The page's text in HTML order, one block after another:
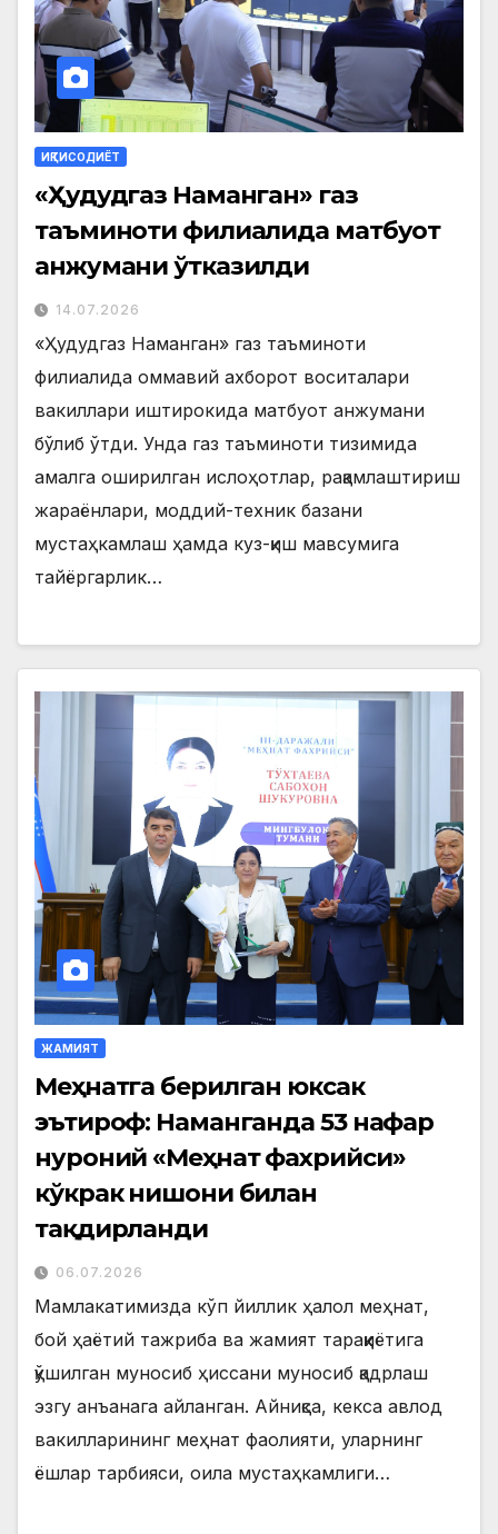
ИҚТИСОДИЁТ
«Ҳудудгаз Наманган» газ
таъминоти филиалида матбуот
анжумани ўтказилди
14.07.2026
«Ҳудудгаз Наманган» газ таъминоти
филиалида оммавий ахборот воситалари
вакиллари иштирокида матбуот анжумани
бўлиб ўтди. Унда газ таъминоти тизимида
амалга оширилган ислоҳотлар, рақамлаштириш
жараёнлари, моддий-техник базани
мустаҳкамлаш ҳамда куз-қиш мавсумига
тайёргарлик…
ЖАМИЯТ
Меҳнатга берилган юксак
эътироф: Наманганда 53 нафар
нуроний «Меҳнат фахрийси»
кўкрак нишони билан
тақдирланди
06.07.2026
Мамлакатимизда кўп йиллик ҳалол меҳнат,
бой ҳаётий тажриба ва жамият тараққиётига
қўшилган муносиб ҳиссани муносиб қадрлаш
эзгу анъанага айланган. Айниқса, кекса авлод
вакилларининг меҳнат фаолияти, уларнинг
ёшлар тарбияси, оила мустаҳкамлиги…